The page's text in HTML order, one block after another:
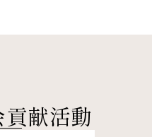
献活動